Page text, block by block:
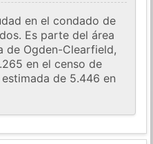
en el condado de
Es parte del área
de Ogden-Clearfield,
en el censo de
de 5.446 en